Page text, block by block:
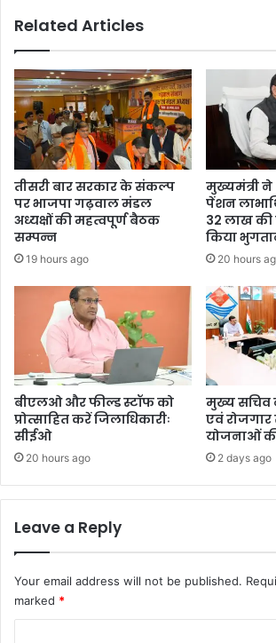
Related Articles
तीसरी बार सरकार के संकल्प
पर भाजपा गढ़वाल मंडल
अध्यक्षों की महत्वपूर्ण बैठक
सम्पन्न
19 hours ago
मुख्यमंत्री ने
पेंशन
32 लाख की
किया
20 hours
बीएलओ और फील्ड स्टॉफ को
प्रोत्साहित करें जिलाधिकारीः
सीईओ
20 hours ago
मुख्य सचिव
एवं
योजनाओं
2 days ago
Leave a Reply
Your email address will not be published.
marked *